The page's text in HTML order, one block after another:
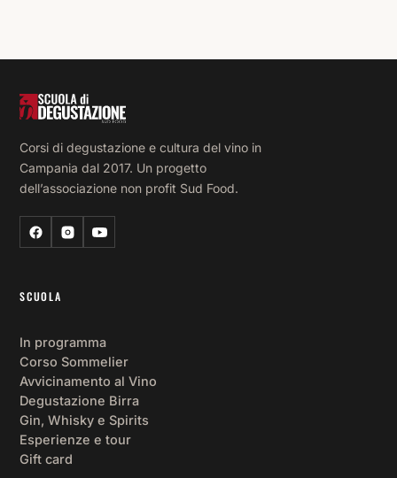
Corsi di degustazione e cultura del vino in
Campania dal 2017. Un progetto
dell’associazione non profit Sud Food.
SCUOLA
In programma
Corso Sommelier
Avvicinamento al Vino
Degustazione Birra
Gin, Whisky e Spirits
Esperienze e tour
Gift card